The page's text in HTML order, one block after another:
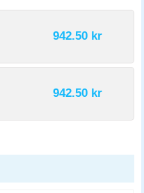
942.50 kr
942.50 kr